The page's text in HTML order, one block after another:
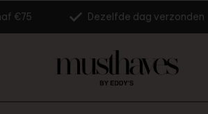
€75 Dezelfde dag verzonden